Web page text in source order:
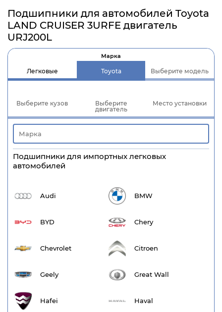
Подшипники для автомобилей Toyota
LAND CRUISER 3URFE двигатель
URJ200L
Легковые
Марка
Toyota Выберите модель
Выберите кузов
Выберите
двигатель
Место установки
Подшипники для импортных легковых
автомобилей
Audi BMW
BYD Chery
Chevrolet Citroen
Geely Great Wall
Hafei Haval